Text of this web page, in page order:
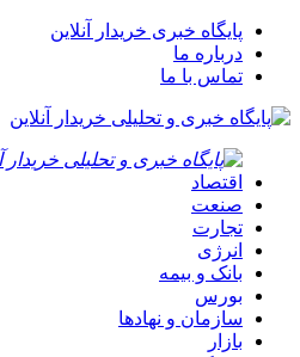
پایگاه خبری خریدار آنلاین
درباره ما
تماس با ما
اقتصاد
صنعت
تجارت
انرژی
بانک و بیمه
بورس
سازمان و نهادها
بازار